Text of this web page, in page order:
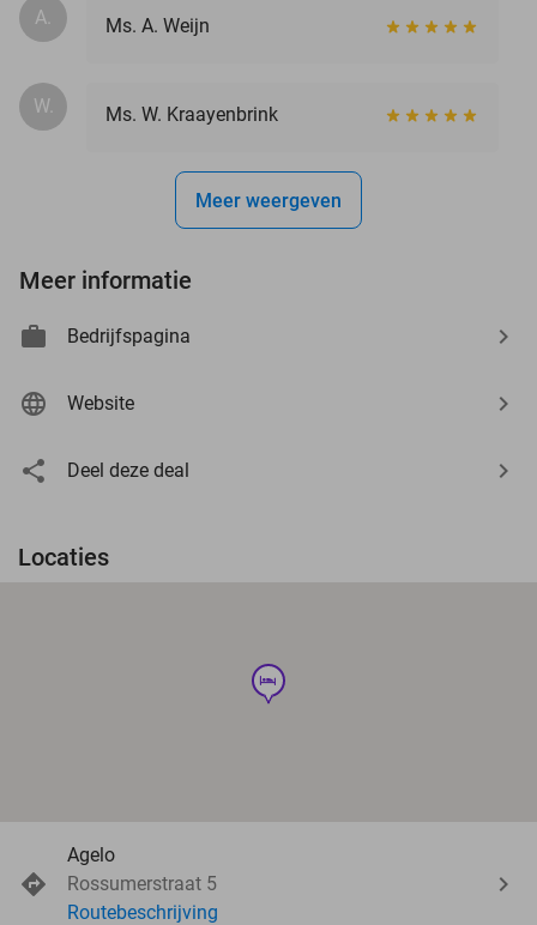
A. Ms. A. Weijn
W. Ms. W. Kraayenbrink
Meer weergeven
Meer informatie
Bedrijfspagina
Website
Deel deze deal
Locaties
hotel
Agelo
Rossumerstraat 5
Routebeschrijving